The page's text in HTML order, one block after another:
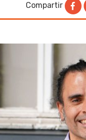
Compartir